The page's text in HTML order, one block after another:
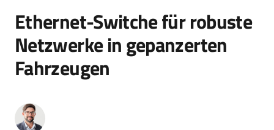
Ethernet-Switche für robuste
Netzwerke in gepanzerten
Fahrzeugen